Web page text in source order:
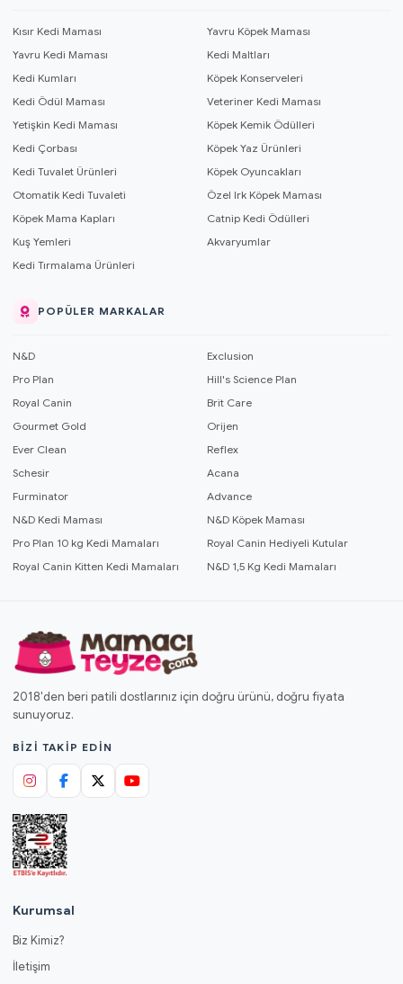
Kısır Kedi Maması
Yavru Köpek Maması
Yavru Kedi Maması
Kedi Maltları
Kedi Kumları
Köpek Konserveleri
Kedi Ödül Maması
Veteriner Kedi Maması
Yetişkin Kedi Maması
Köpek Kemik Ödülleri
Kedi Çorbası
Köpek Yaz Ürünleri
Kedi Tuvalet Ürünleri
Köpek Oyuncakları
Otomatik Kedi Tuvaleti
Özel Irk Köpek Maması
Köpek Mama Kapları
Catnip Kedi Ödülleri
Kuş Yemleri
Akvaryumlar
Kedi Tırmalama Ürünleri
POPÜLER MARKALAR
N&D
Exclusion
Pro Plan
Hill's Science Plan
Royal Canin
Brit Care
Gourmet Gold
Orijen
Ever Clean
Reflex
Schesir
Acana
Furminator
Advance
N&D Kedi Maması
N&D Köpek Maması
Pro Plan 10 kg Kedi Mamaları
Royal Canin Hediyeli Kutular
Royal Canin Kitten Kedi Mamaları
N&D 1,5 Kg Kedi Mamaları
2018'den beri patili dostlarınız için doğru ürünü, doğru fiyata
sunuyoruz.
BIZI TAKIP EDIN
Kurumsal
Biz Kimiz?
İletişim